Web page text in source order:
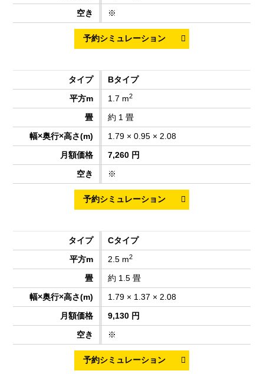
※
Bタイプ
1.7 m2
約 1 畳
1.79 × 0.95 × 2.08
7,260 円
※
Cタイプ
2.5 m2
約 1.5 畳
1.79 × 1.37 × 2.08
9,130 円
※